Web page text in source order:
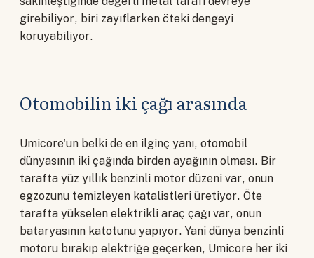
girebiliyor, biri zayıflarken öteki dengeyi
koruyabiliyor.
Otomobilin iki çağı arasında
Umicore'un belki de en ilginç yanı, otomobil
dünyasının iki çağında birden ayağının olması. Bir
tarafta yüz yıllık benzinli motor düzeni var, onun
egzozunu temizleyen katalistleri üretiyor. Öte
tarafta yükselen elektrikli araç çağı var, onun
bataryasının katotunu yapıyor. Yani dünya benzinli
motoru bırakıp elektriğe geçerken, Umicore her iki